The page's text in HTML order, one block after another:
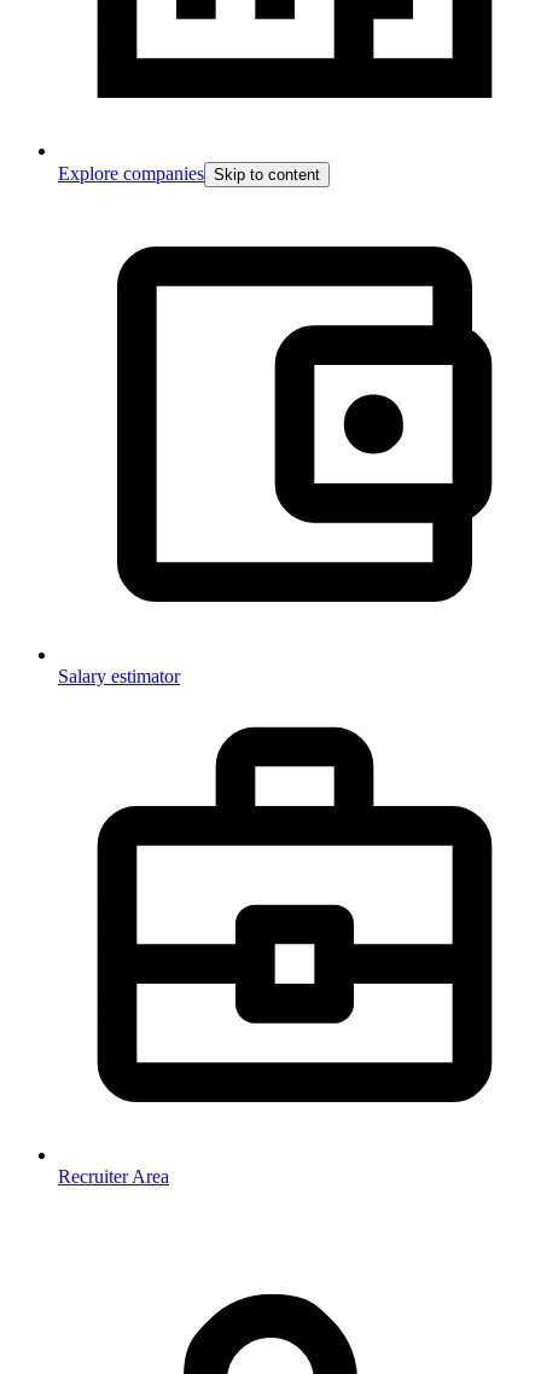
Explore companies Skip to content
Salary estimator
Recruiter Area